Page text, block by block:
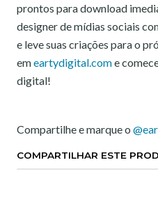
prontos para download
designer de mídias sociais
e leve suas criações para o
emeartydigital.come
digital!
Compartilhe e marque o
COMPARTILHAR ESTE